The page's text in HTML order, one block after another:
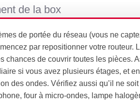
de la box
de portée du réseau (vous ne
par repositionner votre
chances de couvrir toutes les pièces.
si vous avez plusieurs étages, et
des ondes. Vérifiez aussi qu’il ne
four à micro-ondes, lampe